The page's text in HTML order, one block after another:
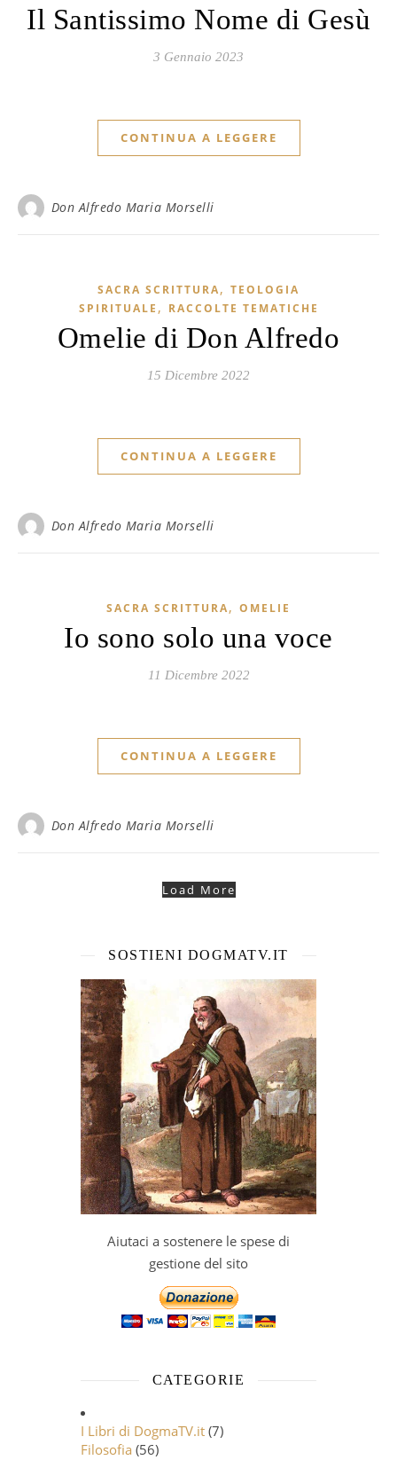
Il Santissimo Nome di Gesù
3 Gennaio 2023
CONTINUA A LEGGERE
Don Alfredo Maria Morselli
SACRA SCRITTURA, TEOLOGIA
SPIRITUALE , RACCOLTE TEMATICHE
Omelie di Don Alfredo
15 Dicembre 2022
CONTINUA A LEGGERE
Don Alfredo Maria Morselli
SACRA SCRITTURA, OMELIE
Io sono solo una voce
11 Dicembre 2022
CONTINUA A LEGGERE
Don Alfredo Maria Morselli
Load More
SOSTIENI DOGMATV.IT
Aiutaci a sostenere le spese di
gestione del sito
CATEGORIE
I Libri di DogmaTV.it (7)
Filosofia (56)